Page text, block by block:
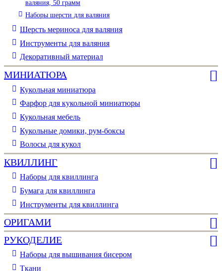
валяния, 50 грамм
Наборы шерсти для валяния
Шерсть мериноса для валяния
Инструменты для валяния
Декоративный материал
МИНИАТЮРА
Кукольная миниатюра
Фарфор для кукольной миниатюры
Кукольная мебель
Кукольные домики, рум-боксы
Волосы для кукол
КВИЛЛИНГ
Наборы для квиллинга
Бумага для квиллинга
Инструменты для квиллинга
ОРИГАМИ
РУКОДЕЛИЕ
Наборы для вышивания бисером
Ткани